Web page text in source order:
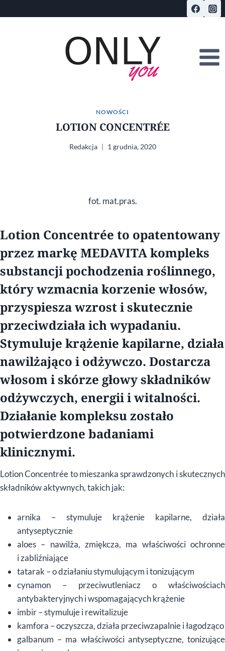
do
NOWOŚCI
LOTION CONCENTRÉE
Redakcja 1 grudnia, 2020
fot. mat.pras.
Lotion Concentrée to opatentowany
przez markę MEDAVITA kompleks
substancji pochodzenia roślinnego,
który wzmacnia korzenie włosów,
przyspiesza wzrost i skutecznie
przeciwdziała ich wypadaniu.
Stymuluje krążenie kapilarne, działa
nawilżająco i odżywczo. Dostarcza
włosom i skórze głowy składników
odżywczych, energii i witalności.
Działanie kompleksu zostało
potwierdzone badaniami
klinicznymi.
Lotion Concentrée to mieszanka sprawdzonych i skutecznych
składników aktywnych, takich jak:
arnika – stymuluje krążenie kapilarne, działa
antyseptycznie
aloes – nawilża, zmiękcza, ma właściwości ochronne
i zabliźniające
tatarak – o działaniu stymulującym i tonizującym
cynamon – przeciwutleniacz o właściwościach
antybakteryjnych i wspomagających krążenie
imbir – stymuluje i rewitalizuje
kamfora – oczyszcza, działa przeciwzapalnie i łagodząco
galbanum – ma właściwości antyseptyczne, tonizujące